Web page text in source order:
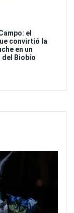
el
convirtió la
en un
Biobío